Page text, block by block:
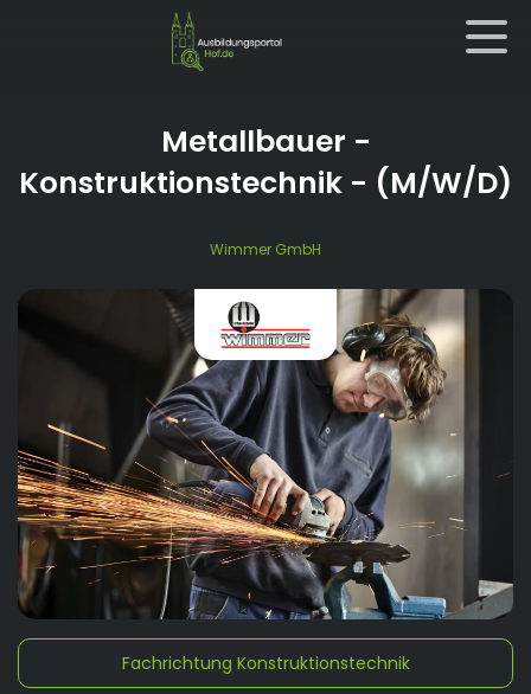
Metallbauer -
Konstruktionstechnik - (M/W/D)
Wimmer GmbH
Fachrichtung Konstruktionstechnik